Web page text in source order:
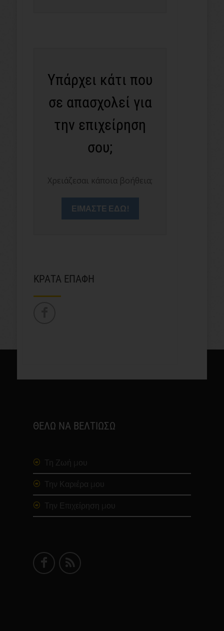
Υπάρχει κάτι που
σε απασχολεί για
την επιχείρηση
σου;
Χρειάζεσαι κάποια βοήθεια;
ΕΙΜΑΣΤΕ ΕΔΩ!
ΚΡΑΤΑ ΕΠΑΦΗ
ΘΕΛΩ ΝΑ ΒΕΛΤΙΩΣΩ
Τη Ζωή μου
Την Καριέρα μου
Την Επιχείρηση μου